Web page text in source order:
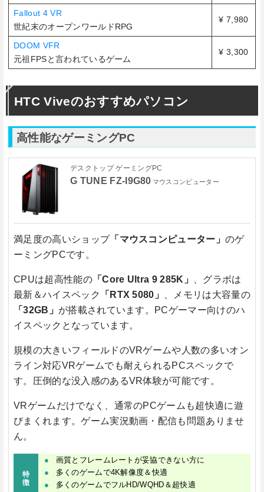
Fallout 4 VR
世紀末のオープンワールドRPG
¥ 7,980
DOOM VFR
元祖FPSと言われているゲーム
¥ 3,300
HTC Viveのおすすめパソコン
高性能なゲーミングPC
デスクトップ ゲーミングPC
G TUNE FZ-I9G80 マウスコンピューター
満足度の高いショップ「マウスコンピューター」のゲ
ーミングPCです。
CPUは超高性能の「Core Ultra 9 285K」
、グラボは
最新＆ハイスペック
「RTX 5080」
、メモリは大容量の
「32GB」 が搭載されています。PCゲーマー向けのハ
イスペックとなっています。
規模の大きいフィールドのVRゲームや人数の多いオン
ライン対応VRゲームでも耐えられるPCスペックで
す。圧倒的な没入感のあるVR体験が可能です。
VRゲームだけでなく、通常のPCゲームも超快適に遊
びまくれます。ゲーム実況動画・配信も問題ありませ
ん。
特
徴
画質とフレームレートが妥協できない方に
多くのゲームで4K解像度＆快適
多くのゲームでフルHD/WQHD＆超快適